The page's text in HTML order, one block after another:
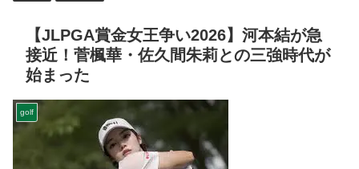
【JLPGA賞金女王争い2026】河本結が急
接近！菅楓華・佐久間朱莉との三強時代が
始まった
golf